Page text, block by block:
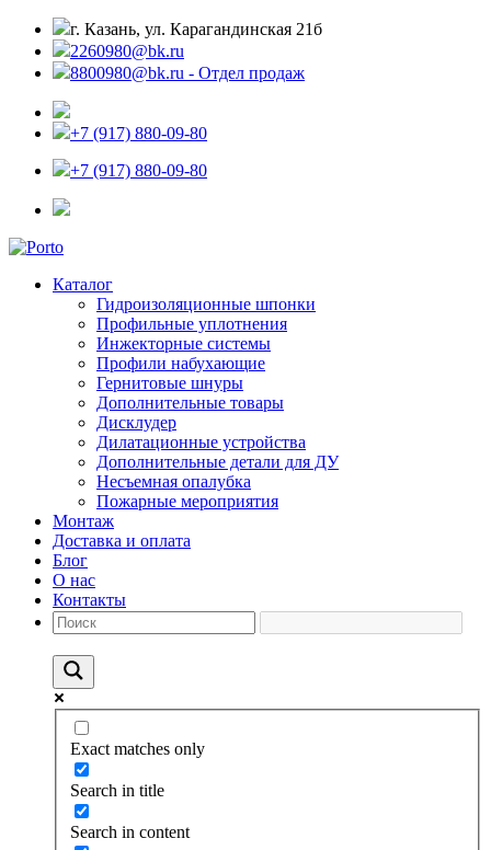
г. Казань, ул. Карагандинская 21б
2260980@bk.ru
8800980@bk.ru - Отдел продаж
+7 (917) 880-09-80
+7 (917) 880-09-80
Каталог
Гидроизоляционные шпонки
Профильные уплотнения
Инжекторные системы
Профили набухающие
Гернитовые шнуры
Дополнительные товары
Дисклудер
Дилатационные устройства
Дополнительные детали для ДУ
Несъемная опалубка
Пожарные мероприятия
Монтаж
Доставка и оплата
Блог
О нас
Контакты
Exact matches only
Search in title
Search in content